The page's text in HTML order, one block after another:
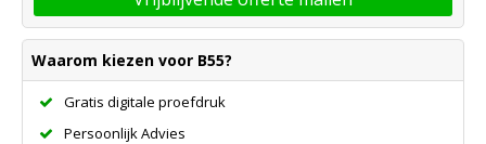
Waarom kiezen voor B55?
Gratis digitale proefdruk
Persoonlijk Advies